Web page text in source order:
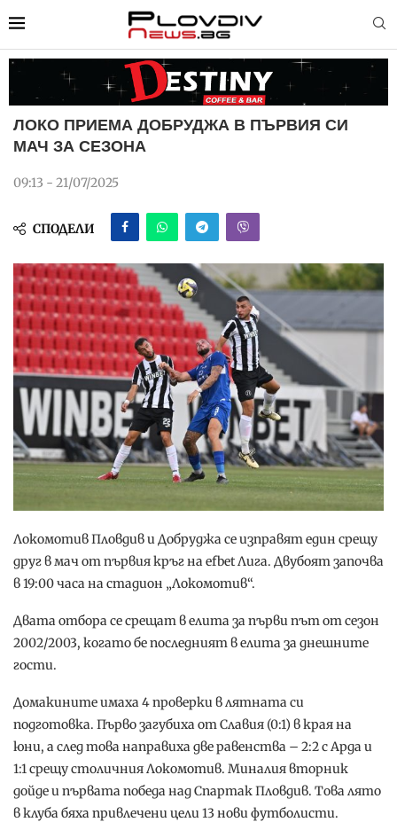
ЛОКО ПРИЕМА ДОБРУДЖА В ПЪРВИЯ СИ
МАЧ ЗА СЕЗОНА
09:13 - 21/07/2025
СПОДЕЛИ
Локомотив Пловдив и Добруджа се изправят един срещу
друг в мач от първия кръг на efbet Лига. Двубоят започва
в 19:00 часа на стадион „Локомотив“.
Двата отбора се срещат в елита за първи път от сезон
2002/2003, когато бе последният в елита за днешните
гости.
Домакините имаха 4 проверки в лятната си
подготовка. Първо загубиха от Славия (0:1) в края на
юни, а след това направиха две равенства – 2:2 с Арда и
1:1 срещу столичния Локомотив. Миналия вторник
дойде и първата победа над Спартак Пловдив. Това лято
в клуба бяха привлечени цели 13 нови футболисти.